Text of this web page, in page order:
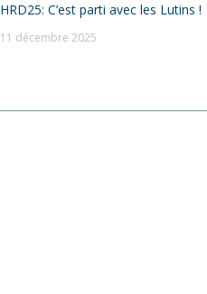
HRD25: C’est parti avec les Lutins !
11 décembre 2025